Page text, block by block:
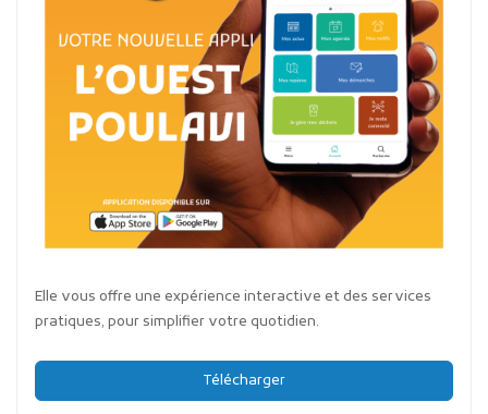
Elle vous offre une expérience interactive et des services
pratiques, pour simplifier votre quotidien.
Télécharger